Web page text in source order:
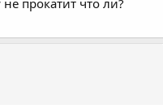
прокатит что ли?